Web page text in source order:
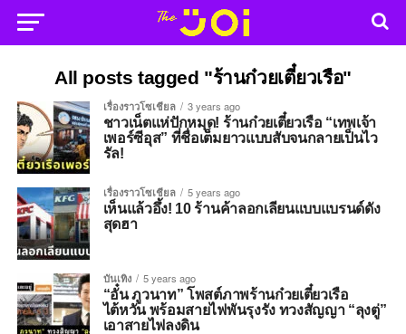
All posts tagged "ร้านก๋วยเตี๋ยวเรือ"
เรื่องราวโซเชียล 3 years ago
ชาวเน็ตแห่ปักหมุด! ร้านก๋วยเตี๋ยวเรือ “เทพเจ้า
เพอร์ซีอุส” ที่ชื่อเต็มยาวแบบสับจนกลายเป็นไว
รัล!
เรื่องราวโซเชียล 5 years ago
เห็นแล้วอึ้ง! 10 ร้านค้าลอกเลียนแบบแบรนด์ดัง
สุดฮา
บันเทิง 5 years ago
“อั๋น ภูวนาท” โพสต์ภาพร้านก๋วยเตี๋ยวเรือ
ไต้หวัน พร้อมสายไฟพันรุงรัง ทวงสัญญา “ลุงตู่”
เอาสายไฟลงดิน